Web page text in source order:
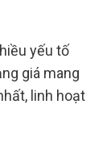
yếu tố
giá mang
linh hoạt